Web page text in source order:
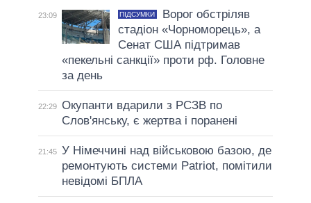
23:09 ПІДСУМКИ
Ворог обстріляв
стадіон «Чорноморець», а
Сенат США підтримав
«пекельні санкції» проти рф. Головне
за день
22:29 Окупанти вдарили з РСЗВ по
Слов'янську, є жертва і поранені
21:45 У Німеччині над військовою базою, де
ремонтують системи Patriot, помітили
невідомі БПЛА